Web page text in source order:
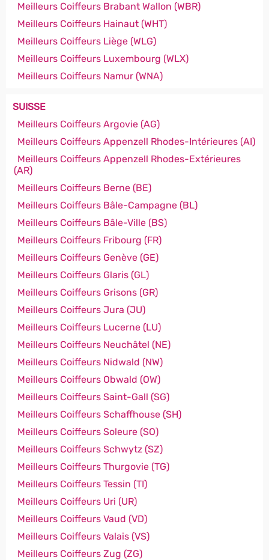
Meilleurs Coiffeurs Brabant Wallon (WBR)
Meilleurs Coiffeurs Hainaut (WHT)
Meilleurs Coiffeurs Liège (WLG)
Meilleurs Coiffeurs Luxembourg (WLX)
Meilleurs Coiffeurs Namur (WNA)
SUISSE
Meilleurs Coiffeurs Argovie (AG)
Meilleurs Coiffeurs Appenzell Rhodes-Intérieures (AI)
Meilleurs Coiffeurs Appenzell Rhodes-Extérieures
(AR)
Meilleurs Coiffeurs Berne (BE)
Meilleurs Coiffeurs Bâle-Campagne (BL)
Meilleurs Coiffeurs Bâle-Ville (BS)
Meilleurs Coiffeurs Fribourg (FR)
Meilleurs Coiffeurs Genève (GE)
Meilleurs Coiffeurs Glaris (GL)
Meilleurs Coiffeurs Grisons (GR)
Meilleurs Coiffeurs Jura (JU)
Meilleurs Coiffeurs Lucerne (LU)
Meilleurs Coiffeurs Neuchâtel (NE)
Meilleurs Coiffeurs Nidwald (NW)
Meilleurs Coiffeurs Obwald (OW)
Meilleurs Coiffeurs Saint-Gall (SG)
Meilleurs Coiffeurs Schaffhouse (SH)
Meilleurs Coiffeurs Soleure (SO)
Meilleurs Coiffeurs Schwytz (SZ)
Meilleurs Coiffeurs Thurgovie (TG)
Meilleurs Coiffeurs Tessin (TI)
Meilleurs Coiffeurs Uri (UR)
Meilleurs Coiffeurs Vaud (VD)
Meilleurs Coiffeurs Valais (VS)
Meilleurs Coiffeurs Zug (ZG)